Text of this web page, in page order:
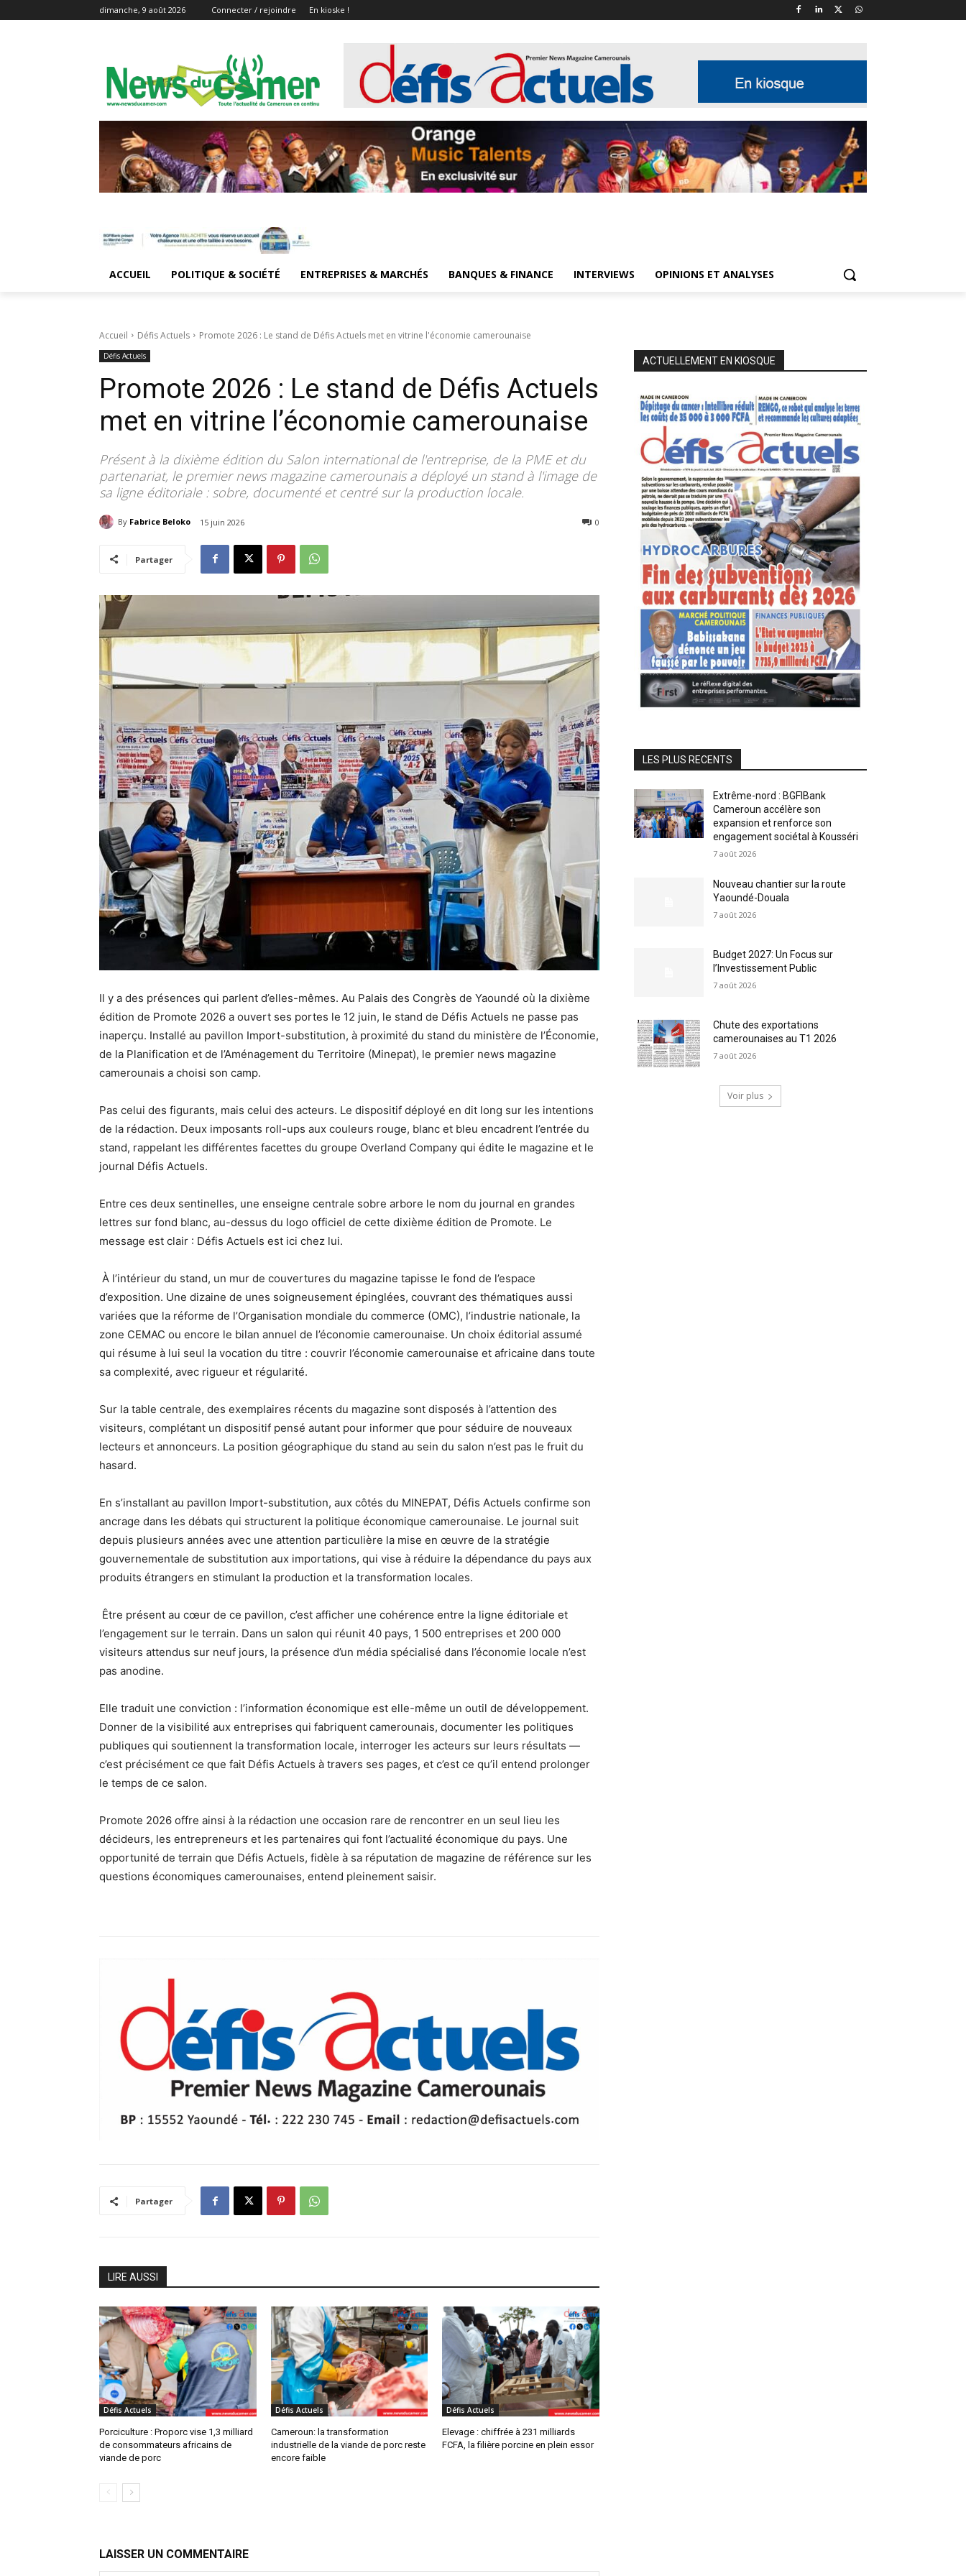
dimanche, 9 août 2026 Connecter / rejoindre En kioske !
ACCUEIL POLITIQUE & SOCIÉTÉ ENTREPRISES & MARCHÉS BANQUES & FINANCE INTERVIEWS OPINIONS ET ANALYSES
Accueil Défis Actuels Promote 2026 : Le stand de Défis Actuels met en vitrine l'économie camerounaise
Défis Actuels
Promote 2026 : Le stand de Défis Actuels
met en vitrine l’économie camerounaise
Présent à la dixième édition du Salon international de l'entreprise, de la PME et du
partenariat, le premier news magazine camerounais a déployé un stand à l'image de
sa ligne éditoriale : sobre, documenté et centré sur la production locale.
By Fabrice Beloko 15 juin 2026 0
Partager
Il y a des présences qui parlent d’elles-mêmes. Au Palais des Congrès de Yaoundé où la dixième
édition de Promote 2026 a ouvert ses portes le 12 juin, le stand de Défis Actuels ne passe pas
inaperçu. Installé au pavillon Import-substitution, à proximité du stand du ministère de l’Économie,
de la Planification et de l’Aménagement du Territoire (Minepat), le premier news magazine
camerounais a choisi son camp.
Pas celui des figurants, mais celui des acteurs. Le dispositif déployé en dit long sur les intentions
de la rédaction. Deux imposants roll-ups aux couleurs rouge, blanc et bleu encadrent l’entrée du
stand, rappelant les différentes facettes du groupe Overland Company qui édite le magazine et le
journal Défis Actuels.
Entre ces deux sentinelles, une enseigne centrale sobre arbore le nom du journal en grandes
lettres sur fond blanc, au-dessus du logo officiel de cette dixième édition de Promote. Le
message est clair : Défis Actuels est ici chez lui.
À l’intérieur du stand, un mur de couvertures du magazine tapisse le fond de l’espace
d’exposition. Une dizaine de unes soigneusement épinglées, couvrant des thématiques aussi
variées que la réforme de l’Organisation mondiale du commerce (OMC), l’industrie nationale, la
zone CEMAC ou encore le bilan annuel de l’économie camerounaise. Un choix éditorial assumé
qui résume à lui seul la vocation du titre : couvrir l’économie camerounaise et africaine dans toute
sa complexité, avec rigueur et régularité.
Sur la table centrale, des exemplaires récents du magazine sont disposés à l’attention des
visiteurs, complétant un dispositif pensé autant pour informer que pour séduire de nouveaux
lecteurs et annonceurs. La position géographique du stand au sein du salon n’est pas le fruit du
hasard.
En s’installant au pavillon Import-substitution, aux côtés du MINEPAT, Défis Actuels confirme son
ancrage dans les débats qui structurent la politique économique camerounaise. Le journal suit
depuis plusieurs années avec une attention particulière la mise en œuvre de la stratégie
gouvernementale de substitution aux importations, qui vise à réduire la dépendance du pays aux
produits étrangers en stimulant la production et la transformation locales.
Être présent au cœur de ce pavillon, c’est afficher une cohérence entre la ligne éditoriale et
l’engagement sur le terrain. Dans un salon qui réunit 40 pays, 1 500 entreprises et 200 000
visiteurs attendus sur neuf jours, la présence d’un média spécialisé dans l’économie locale n’est
pas anodine.
Elle traduit une conviction : l’information économique est elle-même un outil de développement.
Donner de la visibilité aux entreprises qui fabriquent camerounais, documenter les politiques
publiques qui soutiennent la transformation locale, interroger les acteurs sur leurs résultats —
c’est précisément ce que fait Défis Actuels à travers ses pages, et c’est ce qu’il entend prolonger
le temps de ce salon.
Promote 2026 offre ainsi à la rédaction une occasion rare de rencontrer en un seul lieu les
décideurs, les entrepreneurs et les partenaires qui font l’actualité économique du pays. Une
opportunité de terrain que Défis Actuels, fidèle à sa réputation de magazine de référence sur les
questions économiques camerounaises, entend pleinement saisir.
Partager
LIRE AUSSI
Défis Actuels
Porciculture : Proporc vise 1,3 milliard
de consommateurs africains de
viande de porc
Défis Actuels
Cameroun: la transformation
industrielle de la viande de porc reste
encore faible
Défis Actuels
Elevage : chiffrée à 231 milliards
FCFA, la filière porcine en plein essor
LAISSER UN COMMENTAIRE
ACTUELLEMENT EN KIOSQUE
LES PLUS RECENTS
Extrême-nord : BGFIBank
Cameroun accélère son
expansion et renforce son
engagement sociétal à Kousséri
7 août 2026
Nouveau chantier sur la route
Yaoundé-Douala
7 août 2026
Budget 2027: Un Focus sur
l’Investissement Public
7 août 2026
Chute des exportations
camerounaises au T1 2026
7 août 2026
Voir plus